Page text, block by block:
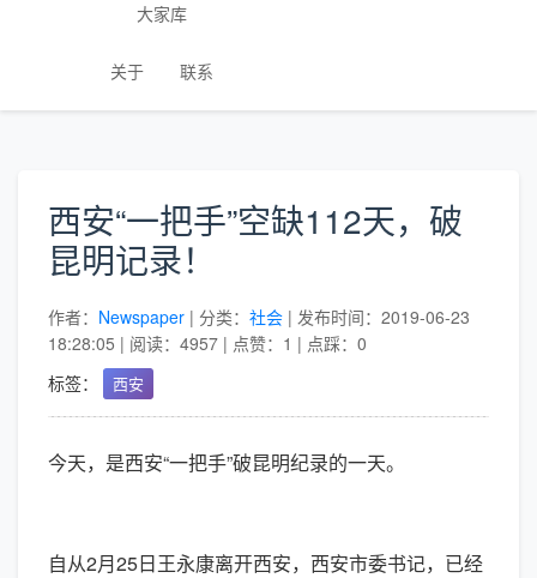
大家库
关于 联系
西安“一把手”空缺112天，破
昆明记录！
作者： Newspaper | 分类： 社会 | 发布时间：2019-06-23
18:28:05 | 阅读：4957 | 点赞：1 | 点踩：0
标签：
西安
今天，是西安“一把手”破昆明纪录的一天。
自从2月25日王永康离开西安，西安市委书记，已经